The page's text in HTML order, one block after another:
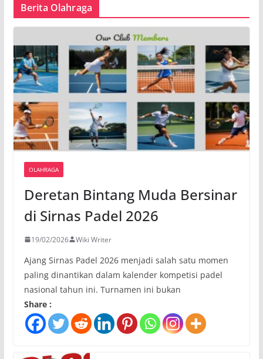
Berita Olahraga
OLAHRAGA
Deretan Bintang Muda Bersinar
di Sirnas Padel 2026
19/02/2026 Wiki Writer
Ajang Sirnas Padel 2026 menjadi salah satu momen
paling dinantikan dalam kalender kompetisi padel
nasional tahun ini. Turnamen ini bukan
Share :